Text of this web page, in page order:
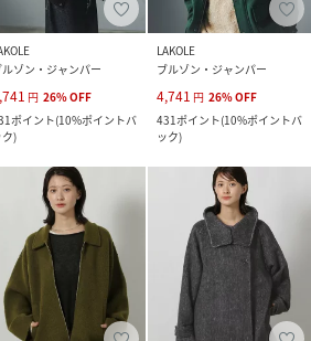
ルゾン・ジャンパー
円 26%OFF
ポイント(10%ポイントバ
ク)
LAKOLE
ブルゾン・ジャンパー
4,741 円 26%OFF
431ポイント(10%ポイントバ
ック)